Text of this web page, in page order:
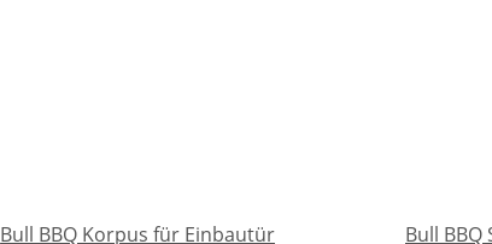
Bull BBQ Korpus für Einbautür Bull